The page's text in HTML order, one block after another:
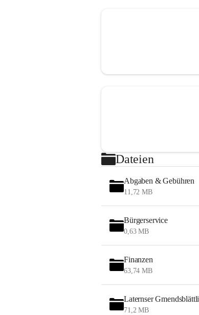
Dateien
Abgaben & Gebühren
11,72 MB
Bürgerservice
0,63 MB
Finanzen
63,74 MB
Laternser Gmendsblättli
71,2 MB